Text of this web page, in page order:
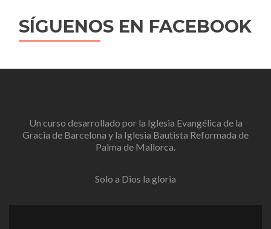
SÍGUENOS EN FACEBOOK
Un curso desarrollado por la Iglesia Evangélica de la
Gracia de Barcelona y la Iglesia Bautista Reformada de
Palma de Mallorca.
Solo a Dios la gloria